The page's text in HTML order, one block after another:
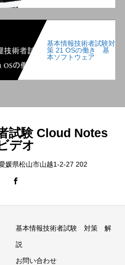
基本情報技術者試験対
策 21 OSの働き 基
本ソフトウェア
試験 Cloud Notes
デオ
媛県松山市山越1-2-27 202
基本情報技術者試験 対策 解
説
お問い合わせ